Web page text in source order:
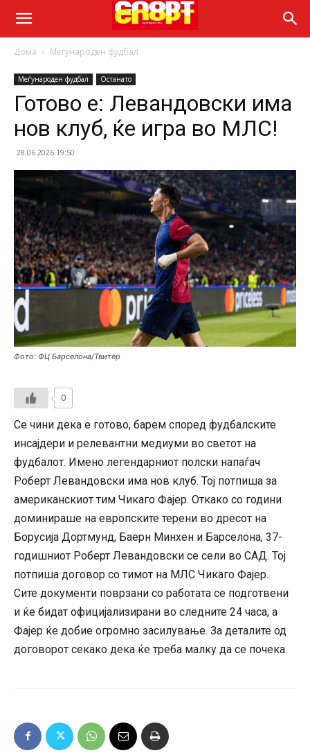
Дома Меѓународен фудбал
Меѓународен фудбал Останато
Готово е: Левандовски има
нов клуб, ќе игра во МЛС!
28.06.2026 19:50
Фото: ФЦ Барселона/Твитер
0
Се чини дека е готово, барем според фудбалските
инсајдери и релевантни медиуми во светот на
фудбалот. Имено легендарниот полски напаѓач
Роберт Левандовски има нов клуб. Тој потпиша за
американскиот тим Чикаго Фајер. Откако со години
доминираше на европските терени во дресот на
Борусија Дортмунд, Баерн Минхен и Барселона, 37-
годишниот Роберт Левандовски се сели во САД. Тој
потпиша договор со тимот на МЛС Чикаго Фајер.
Сите документи поврзани со работата се подготвени
и ќе бидат официјализирани во следните 24 часа, а
Фајер ќе добие огромно засилување. За деталите од
договорот секако дека ќе треба малку да се почека.